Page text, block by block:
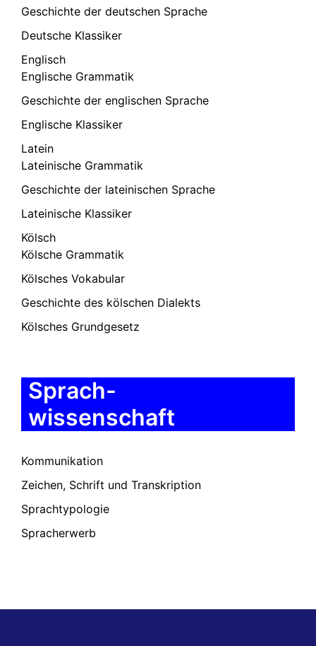
Geschichte der deutschen Sprache
Deutsche Klassiker
Englisch
Englische Grammatik
Geschichte der englischen Sprache
Englische Klassiker
Latein
Lateinische Grammatik
Geschichte der lateinischen Sprache
Lateinische Klassiker
Kölsch
Kölsche Grammatik
Kölsches Vokabular
Geschichte des kölschen Dialekts
Kölsches Grundgesetz
Sprach-
wissenschaft
Kommunikation
Zeichen, Schrift und Transkription
Sprachtypologie
Spracherwerb